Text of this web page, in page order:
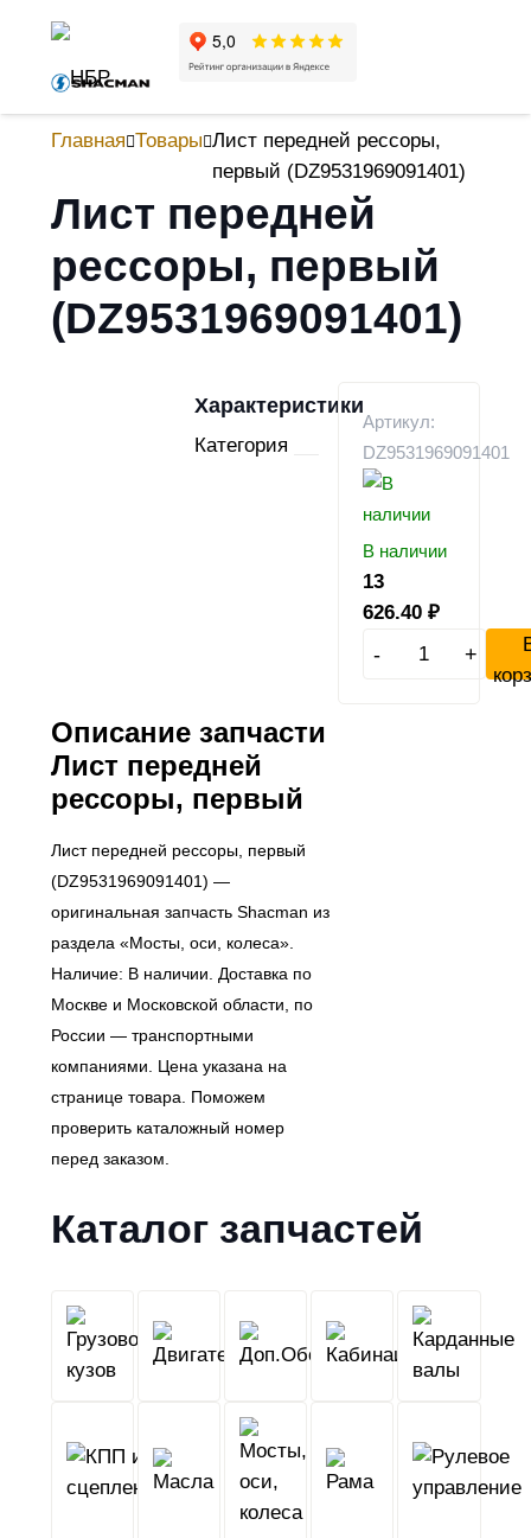
Главная Товары Лист передней рессоры,
первый (DZ9531969091401)
Лист передней
рессоры, первый
(DZ9531969091401)
Характеристики
Категория
Артикул:
DZ9531969091401
В наличии
13
626.40 ₽
- +
Описание запчасти
Лист передней
рессоры, первый
Лист передней рессоры, первый
(DZ9531969091401) —
оригинальная запчасть Shacman из
раздела «Мосты, оси, колеса».
Наличие: В наличии. Доставка по
Москве и Московской области, по
России — транспортными
компаниями. Цена указана на
странице товара. Поможем
проверить каталожный номер
перед заказом.
Каталог запчастей
Грузовой
кузов
Двигатель Кабина
КПП
оси,
Рама